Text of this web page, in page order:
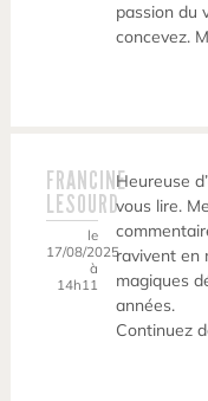
passion du
concevez.
FRANCINE
LESOURD
le
17/08/2025
à
14h11
Heureuse
vous lire.
ravivent en
magiques
années.
Continuez